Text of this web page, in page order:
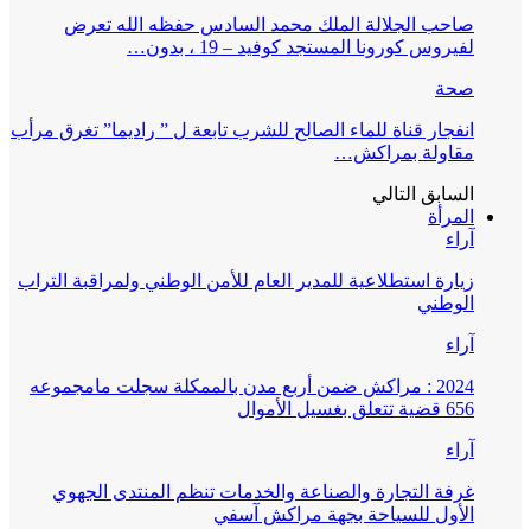
صاحب الجلالة الملك محمد السادس حفظه الله تعرض
لفيروس كورونا المستجد كوفيد – 19 ، بدون…
صحة
انفجار قناة للماء الصالح للشرب تابعة ل ” راديما” تغرق مرأب
مقاولة بمراكش…
السابق التالي
المرأة
آراء
زيارة استطلاعية للمدير العام للأمن الوطني ولمراقبة التراب
الوطني
آراء
2024 : مراكش ضمن أربع مدن بالممكلة سجلت مامجموعه
656 قضية تتعلق بغسيل الأموال
آراء
غرفة التجارة والصناعة والخدمات تنظم المنتدى الجهوي
الأول للسياحة بجهة مراكش آسفي